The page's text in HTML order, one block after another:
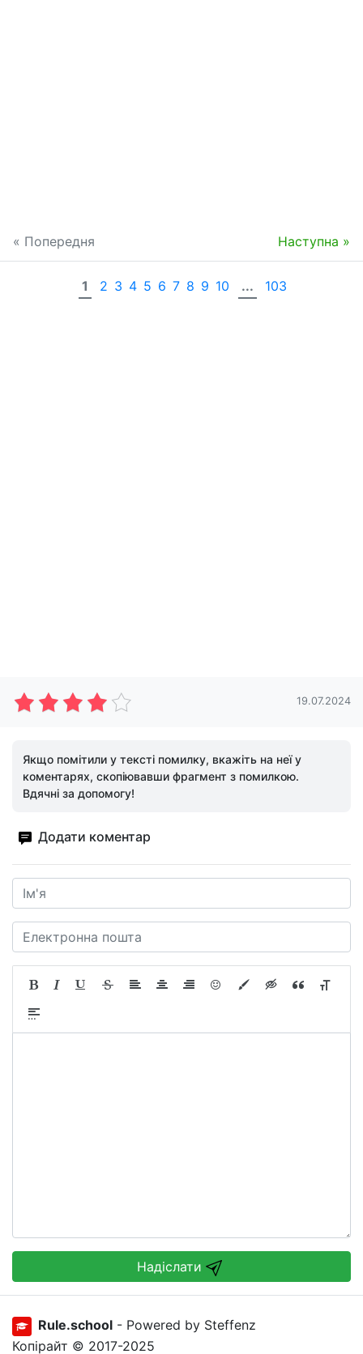
« Попередня Наступна »
1 2 3 4 5 6 7 8 9 10 ... 103
19.07.2024
Якщо помітили у тексті помилку, вкажіть на неї у
коментарях, скопіювавши фрагмент з помилкою.
Вдячні за допомогу!
Додати коментар
Надіслати
Rule.school - Powered by Steffenz
Копірайт © 2017-2025